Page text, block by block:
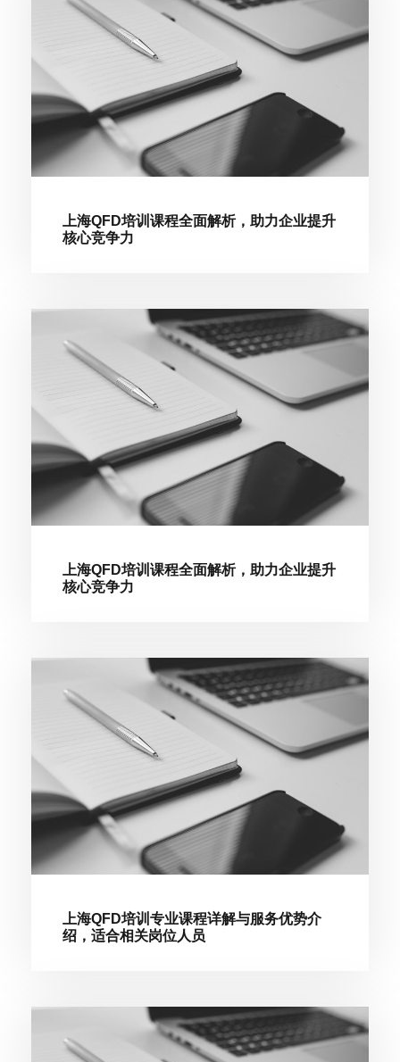
上海QFD培训课程全面解析，助力企业提升
核心竞争力
上海QFD培训课程全面解析，助力企业提升
核心竞争力
上海QFD培训专业课程详解与服务优势介
绍，适合相关岗位人员